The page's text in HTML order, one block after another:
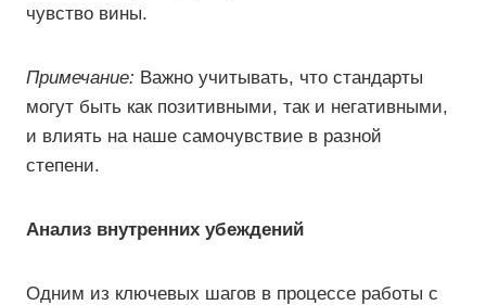
чувство вины.
Примечание: Важно учитывать, что стандарты
могут быть как позитивными, так и негативными,
и влиять на наше самочувствие в разной
степени.
Анализ внутренних убеждений
Одним из ключевых шагов в процессе работы с